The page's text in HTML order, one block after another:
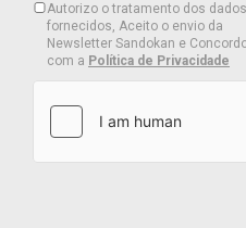
Autorizo o tratamento dos dados
fornecidos, Aceito o envio da
Newsletter Sandokan e
com a Política de Privacidade